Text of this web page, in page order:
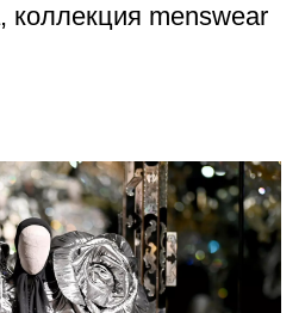
коллекция menswear